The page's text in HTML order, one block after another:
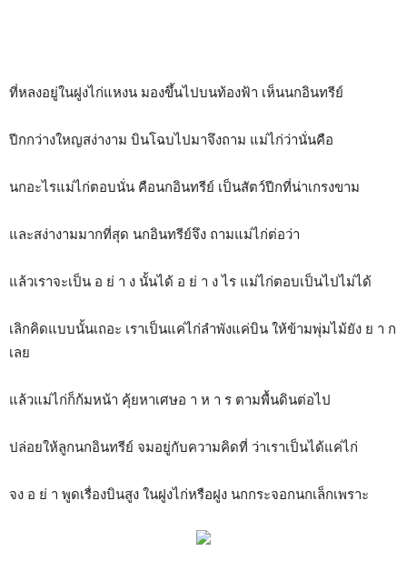
ที่หลงอยู่ในฝูงไก่แหงน มองขึ้นไปบนท้องฟ้า เห็นนกอินทรีย์
ปีกกว่างใหญสง่างาม บินโฉบไปมาจึงถาม แม่ไก่ว่านั่นคือ
นกอะไรแม่ไก่ตอบนั่น คือนกอินทรีย์ เป็นสัตว์ปีกที่น่าเกรงขาม
และสง่างามมากที่สุด นกอินทรีย์จึง ถามแม่ไก่ต่อว่า
แล้วเราจะเป็น อ ย่ า ง นั้นได้ อ ย่ า ง ไร แม่ไก่ตอบเป็นไปไม่ได้
เลิกคิดแบบนั้นเถอะ เราเป็นแค่ไก่ลำพังแค่บิน ให้ข้ามพุ่มไม้ยัง ย า ก
เลย
แล้วแม่ไก่ก็ก้มหน้า คุ้ยหาเศษอ า ห า ร ตามพื้นดินต่อไป
ปล่อยให้ลูกนกอินทรีย์ จมอยู่กับความคิดที่ ว่าเราเป็นได้แค่ไก่
จง อ ย่ า พูดเรื่องบินสูง ในฝูงไก่หรือฝูง นกกระจอกนกเล็กเพราะ